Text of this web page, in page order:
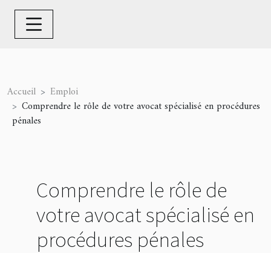
Accueil
Emploi
Comprendre le rôle de votre avocat spécialisé en procédures
pénales
Comprendre le rôle de
votre avocat spécialisé en
procédures pénales